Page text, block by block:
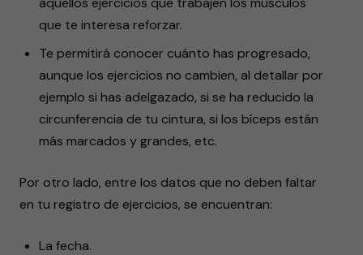
que te interesa reforzar.
Te permitirá conocer cuánto has progresado,
aunque los ejercicios no cambien, al detallar por
ejemplo si has adelgazado, si se ha reducido la
circunferencia de tu cintura, si los bíceps están
más marcados y grandes, etc.
Por otro lado, entre los datos que no deben faltar
en tu registro de ejercicios, se encuentran:
La fecha.